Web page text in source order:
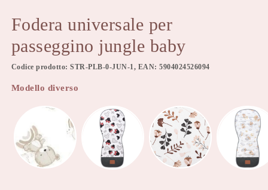
Fodera universale per
passeggino jungle baby
Codice prodotto: STR-PLB-0-JUN-1, EAN: 5904024526094
Modello diverso